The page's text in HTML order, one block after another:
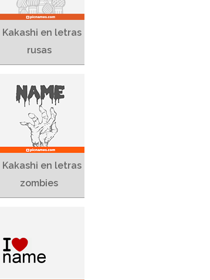
Kakashi en letras
rusas
Kakashi en letras
zombies